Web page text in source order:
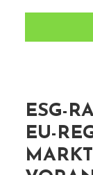
ESG-
EU-